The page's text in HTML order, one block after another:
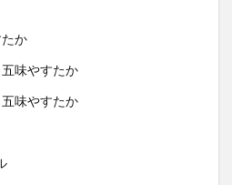
か
五味やすたか
五味やすたか